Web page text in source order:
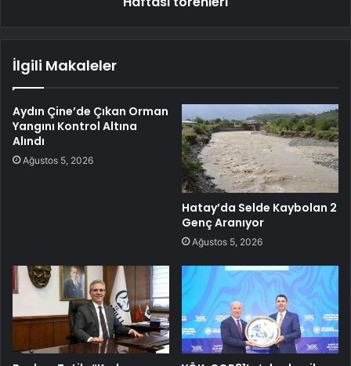
İlgili Makaleler
Aydın Çine’de Çıkan Orman
Yangını Kontrol Altına
Alındı
Ağustos 5, 2026
Hatay’da Selde Kaybolan 2
Genç Aranıyor
Ağustos 5, 2026